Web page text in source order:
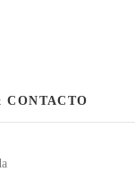
CONTACTO